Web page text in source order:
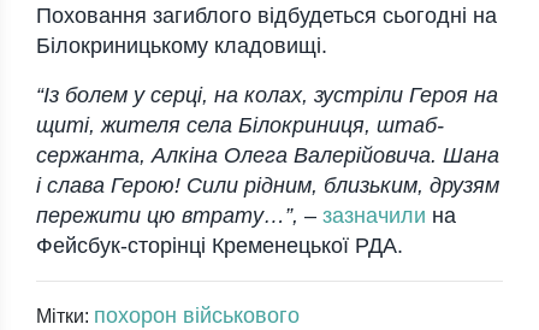
Поховання загиблого відбудеться сьогодні на
Білокриницькому кладовищі.
“Із болем у серці, на колах, зустріли Героя на
щиті, жителя села Білокриниця, штаб-
сержанта, Алкіна Олега Валерійовича. Шана
і слава Герою! Сили рідним, близьким, друзям
пережити цю втрату…”, – зазначили на
Фейсбук-сторінці Кременецької РДА.
Мітки: похорон військового